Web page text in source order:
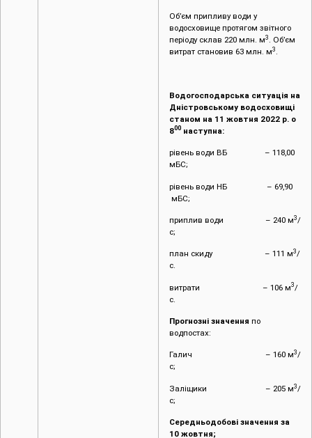
Об’єм припливу води у
водосховище протягом звітного
періоду склав 220 млн. м3 . Об’єм
витрат становив 63 млн. м3 .
Водогосподарська ситуація на
Дністровському водосховищі
станом на 11 жовтня 2022 р. о
800 наступна:
рівень води ВБ – 118,00
мБС;
рівень води НБ – 69,90
мБС;
приплив води – 240 м3/
с;
план скиду – 111 м3/
с.
витрати – 106 м3/
с.
Прогнозні значення по
водпостах:
Галич – 160 м3/
с;
Заліщики – 205 м3/
с;
Середньодобові значення за
10 жовтня;